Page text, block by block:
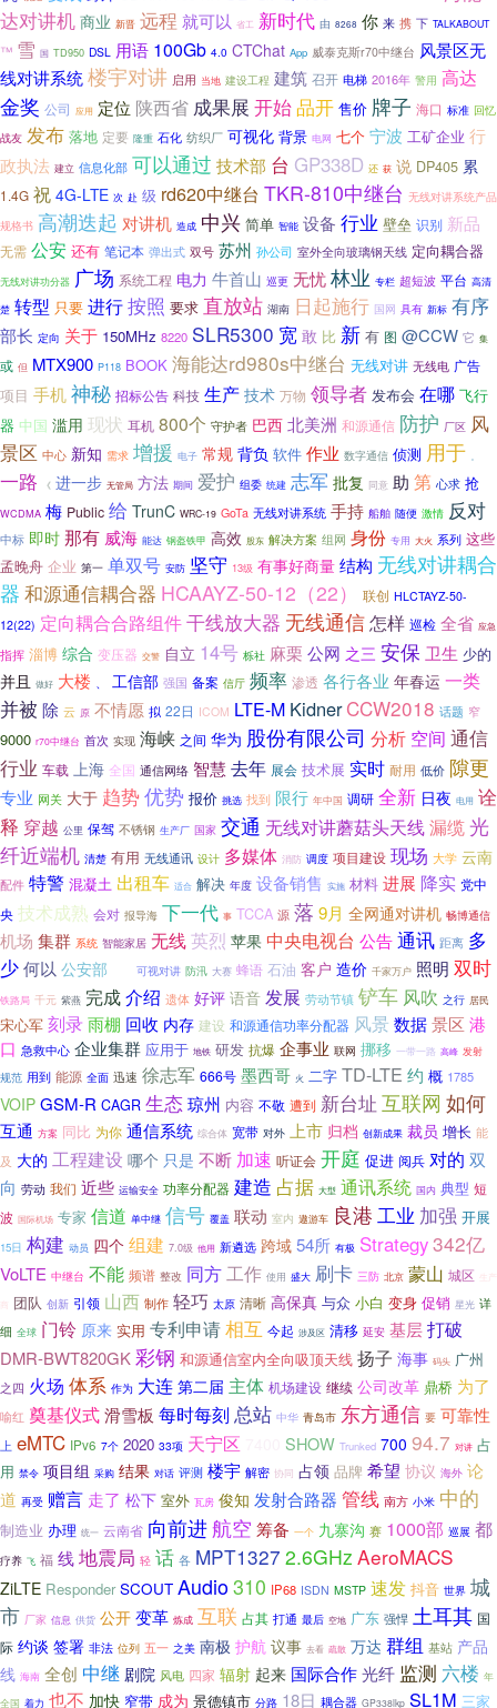
达对讲机 商业 新晋 远程 就可以 省工 新时代 由 8268 你 来 携 下 TALKABOUT
™ 雪 国 TD950 DSL 用语 100Gb 4.0 CTChat App 威泰克斯r70中继台 风景区无
线对讲系统楼宇对讲 启用 当地 建设工程 建筑 召开 电梯 2016年 警用 高达
金奖 公司 应用 定位 陕西省 成果展 开始品开 售价 牌子 海口 标准 回忆
战友 发布 落地 定要 隆重 石化 纺织厂 可视化 背景 电网 七个 宁波 工矿企业 行
政执法 建立 信息化部 可以通过 技术部 台 GP338D 还 获 说 DP405 累
1.4G 祝 4G-LTE 次 赴 级 rd620中继台 TKR-810中继台 无线对讲系统产品
规格书 高潮迭起 对讲机 造成 中兴 简单 智能 设备 行业 壁垒 识别 新品
无需 公安 还有 笔记本 弹出式 双号 苏州 孙公司 室外全向玻璃钢天线 定向耦合器
无线对讲功分器 广场 系统工程 电力 牛首山 巡更 无忧林业 专栏 超短波 平台 高清
楚 转型 只要 进行按照 要求 直放站 湖南 日起施行 国网 具有 新标 有序
部长 定向 关于 150MHz 8220 SLR5300 宽 敢 比 新 有 图 @CCW 它 集
或 但 MTX900 P118 BOOK 海能达rd980s中继台 无线对讲 无线电 广告
项目 手机神秘 招标公告 科技 生产 技术 万物 领导者 发布会 在哪 飞行
器 中国 滥用 现状 耳机 800个 守护者 巴西北美洲 和源通信 防护 厂区 风
景区 中心 新知 需求 增援 电子 常规 背负 软件 作业 数字通信 侦测 用于 。
一路 《 进一步 无管局 方法 期间 爱护 组委 统建 志军 批复 同意 助 第 心求 抢
WCDMA 梅 Public 给 TrunC WRC-19 GoTa 无线对讲系统 手持 船舶 随便 激情 反对
中标 即时 那有 威海 能达 钢盔铁甲 高效 股东 解决方案 组网 身份 专用 大火 系列 这些
孟晚舟 企业 第一 单双号 安防 坚守 13级 有事好商量结构 无线对讲耦合
器 和源通信耦合器 HCAAYZ-50-12（22） 联创 HLCTAYZ-50-
12(22) 定向耦合合路组件干线放大器 无线通信怎样 巡检 全省 应急
指挥 淄博 综合 变压器 交警 自立 14号 栎社 麻栗 公网 之三 安保 卫生 少的
并且 做好 大楼 、 工信部 强国 备案 信厅 频率 渗透 各行各业 年春运 一类
并被 除 云 原 不情愿 拟 22日 ICOM LTE-M Kidner CCW2018 话题 窄
9000 r70中继台 首次 实现 海峡 之间 华为 股份有限公司 分析 空间 通信
行业 车载 上海 全国 通信网络 智慧去年 展会 技术展 实时 耐用 低价 隙更
专业 网关 大于 趋势优势 报价 挑选 找到 限行 年中国 调研 全新 日夜 电用 诠
释 穿越 公里 保驾 不锈钢 生产厂 国家 交通 无线对讲蘑菇头天线漏缆光
纤近端机 清楚 有用 无线通讯 设计 多媒体 消防 调度 项目建设 现场 大学 云南
配件 特警 混凝土 出租车 适合 解决 年度 设备销售 实施 材料 进展 降实 党中
央 技术成熟 会对 报导海 下一代 事 TCCA 源 落 9月 全网通对讲机 畅博通信
机场 集群 系统 智能家居 无线英烈 苹果 中央电视台 公告通讯 距离 多
少何以 公安部 可视对讲 防汛 大赛 蜂语 石油 客户 造价 千家万户 照明 双时
铁路局 千元 紫燕 完成介绍 遗体 好评 语音 发展 劳动节镇 铲车 风吹 之行 居民
宋心军 刻录雨棚 回收 内存 建设 和源通信功率分配器 风景 数据景区 港
口 急救中心 企业集群 应用于 地铁 研发 抗爆 企事业 联网 挪移 一带一路 高峰 发射
规范 用到 能源 全面 迅速 徐志军 666号 墨西哥 火 二字 TD-LTE 约 概 1785
VOIP GSM-R CAGR 生态琼州 内容 不敬 遭到 新台址 互联网 如何
互通 方案 同比 为你 通信系统 综合体 宽带 对外 上市 归档 创新成果 裁员 增长 能
及 大的 工程建设 哪个 只是 不断 加速 听证会 开庭 促进 阅兵 对的 双
向 劳动 我们 近些 运输安全 功率分配器 建造 占据 大型 通讯系统 国内 典型 短
波 国际机场 专家 信道 单中继 信号 覆盖 联动 室内 遨游车 良港 工业 加强 开展
15日 构建 动员 四个组建 7.0级 他用 新遴选 跨域 54所 有极 Strategy342亿
VoLTE 中继台 不能 频谱 整改 同方工作 使用 盛大 刷卡 三防 北京 蒙山 城区
商 团队 创新 引领 山西 制作 轻巧 太原 清晰 高保真 与众 小白 变身 促销 星光 详
细 全球 门铃 原来 实用 专利申请相互 今起 涉及区 清移 延安 基层打破
DMR-BWT820GK彩钢 和源通信室内全向吸顶天线 扬子 海事 码头 广州
之四 火场 体系 作为 大连 第二届 主体 机场建设 继续 公司改革 鼎桥 为了
喻红 奠基仪式滑雪板 每时每刻 总站 中华 青岛市 东方通信 要 可靠性
上 eMTC IPv6 7个 2020 33项 天宁区 SHOW Trunked 700 94.7 对讲 占
用 禁令 项目组 采购 结果 对话 评测 楼宇 解密 协同 占领 品牌 希望 协议 海外 论
道 再受 赠言 走了 松下 室外 瓦房 俊知 发射合路器 管线 南方 小米 中的
制造业 办理 统一 云南省 向前进航空 筹备 一个 九寨沟 赛 1000部 巡展 都
疗养 飞 福 线地震局 轻 话 各 MPT1327 2.6GHz AeroMACS
ZiLTE Responder SCOUT Audio 310 IP68 ISDN MSTP 速发 抖音 世界 城
市 厂家 信息 供货 公开 变革 炼成 互联 占其 打通 最后 空地 广东 强悍 土耳其 国
际 约谈 签署 非法 位列 五一 之美 南极 护航 议事 去看 疏散 万达 群组 基站 产品
线 海南 全创 中继 剧院 风电 四家 辐射 起来 国际合作光纤 监测 六楼 年
全国 着力 也不 加快 窄带 成为 景德镇市 分路 18日 耦合器 GP338lkp SL1M 三家